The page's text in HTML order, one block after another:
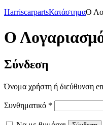
HarriscarpartsΚατάστημαΟ
Ο
Σύνδεση
Όνομα χρήστη ή διεύθυνση
Συνθηματικό *